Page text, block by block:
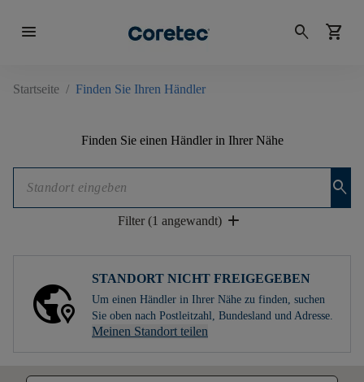
menu search shopping_cart
Startseite / Finden Sie Ihren Händler
Finden Sie einen Händler in Ihrer Nähe
search
Filter (1 angewandt) add
STANDORT NICHT FREIGEGEBEN
Um einen Händler in Ihrer Nähe zu finden, suchen
Sie oben nach Postleitzahl, Bundesland und Adresse.
Meinen Standort teilen